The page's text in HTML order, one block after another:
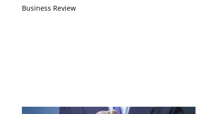
Business Review